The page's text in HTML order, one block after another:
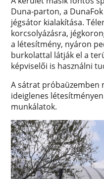
Duna-parton, a
jégsátor kialakítása.
korcsolyázásra,
a létesítmény, nyáron
burkolattal látják el a
képviselői is használni
A sátrat próbaüzemben
ideiglenes
munkálatok.